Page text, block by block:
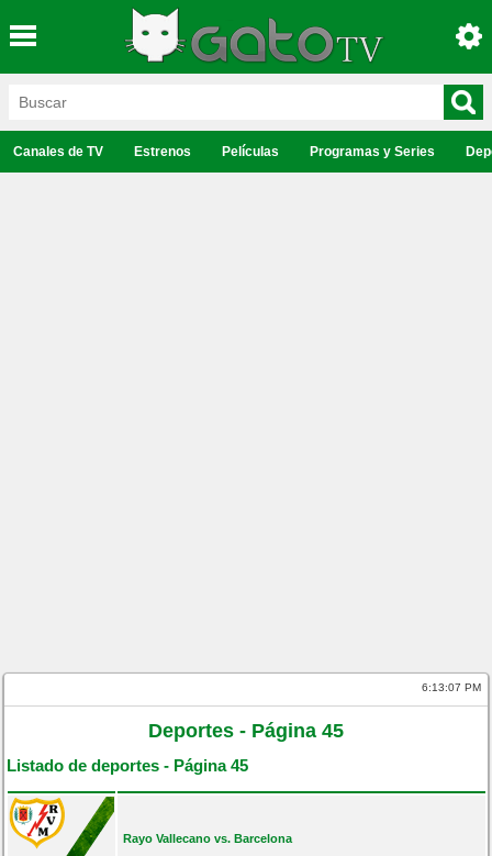
Canales de TV Estrenos Películas Programas y Series
6:13:07 PM
Deportes - Página 45
Listado de deportes - Página 45
Rayo Vallecano vs. Barcelona